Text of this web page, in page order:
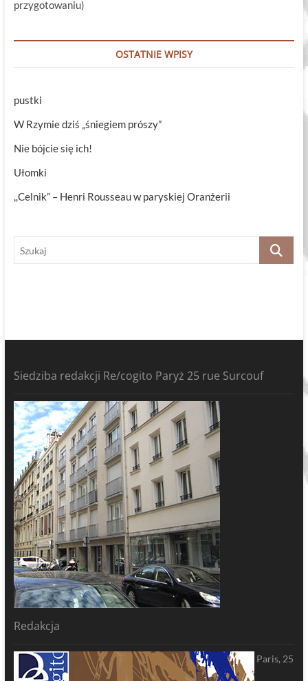
przygotowaniu)
OSTATNIE WPISY
pustki
W Rzymie dziś „śniegiem prószy”
Nie bójcie się ich!
Ułomki
,,Celnik” – Henri Rousseau w paryskiej Oranżerii
Szukaj
Siedziba redakcji Re/cogito Paryż 25 rue Surcouf
Redakcja
Paris, 25